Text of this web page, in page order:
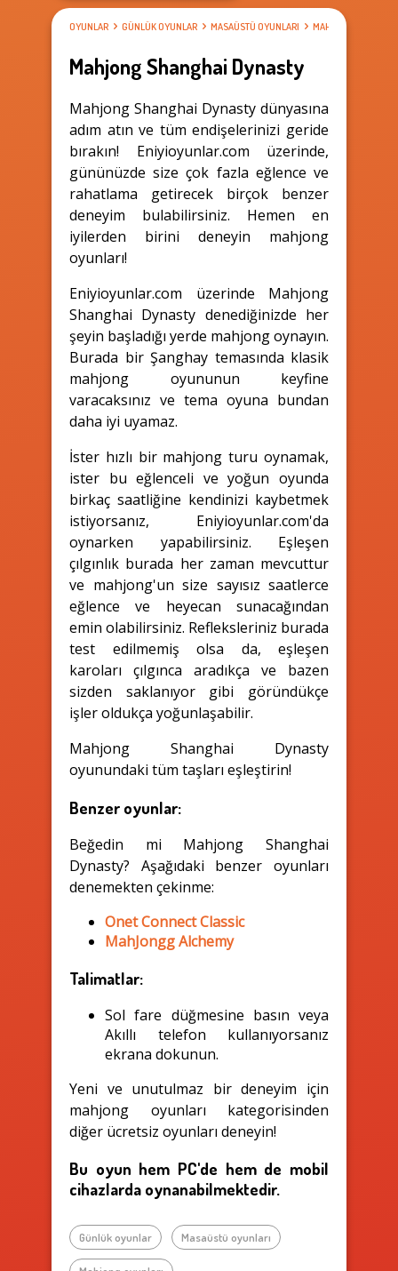
OYUNLAR GÜNLÜK OYUNLAR MASAÜSTÜ OYUNLARI MAHJONG
Mahjong Shanghai Dynasty
Mahjong Shanghai Dynasty dünyasına
adım atın ve tüm endişelerinizi geride
bırakın! Eniyioyunlar.com üzerinde,
gününüzde size çok fazla eğlence ve
rahatlama getirecek birçok benzer
deneyim bulabilirsiniz. Hemen en
iyilerden birini deneyin mahjong
oyunları!
Eniyioyunlar.com üzerinde Mahjong
Shanghai Dynasty denediğinizde her
şeyin başladığı yerde mahjong oynayın.
Burada bir Şanghay temasında klasik
mahjong oyununun keyfine
varacaksınız ve tema oyuna bundan
daha iyi uyamaz.
İster hızlı bir mahjong turu oynamak,
ister bu eğlenceli ve yoğun oyunda
birkaç saatliğine kendinizi kaybetmek
istiyorsanız, Eniyioyunlar.com'da
oynarken yapabilirsiniz. Eşleşen
çılgınlık burada her zaman mevcuttur
ve mahjong'un size sayısız saatlerce
eğlence ve heyecan sunacağından
emin olabilirsiniz. Refleksleriniz burada
test edilmemiş olsa da, eşleşen
karoları çılgınca aradıkça ve bazen
sizden saklanıyor gibi göründükçe
işler oldukça yoğunlaşabilir.
Mahjong Shanghai Dynasty
oyunundaki tüm taşları eşleştirin!
Benzer oyunlar:
Beğedin mi Mahjong Shanghai
Dynasty? Aşağıdaki benzer oyunları
denemekten çekinme:
Onet Connect Classic
MahJongg Alchemy
Talimatlar:
Sol fare düğmesine basın veya
Akıllı telefon kullanıyorsanız
ekrana dokunun.
Yeni ve unutulmaz bir deneyim için
mahjong oyunları kategorisinden
diğer ücretsiz oyunları deneyin!
Bu oyun hem PC'de hem de mobil
cihazlarda oynanabilmektedir.
Günlük oyunlar Masaüstü oyunları